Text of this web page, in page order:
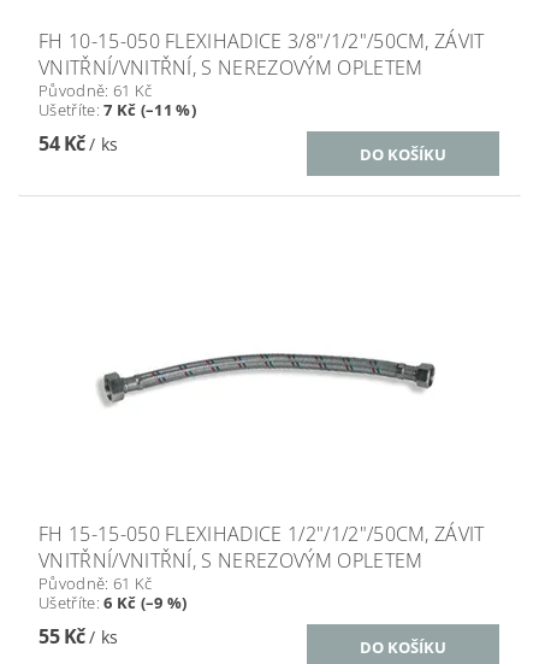
FH 10-15-050 FLEXIHADICE 3/8"/1/2"/50CM, ZÁVIT
VNITŘNÍ/VNITŘNÍ, S NEREZOVÝM OPLETEM
Původně: 61 Kč
Ušetříte:7 Kč (–11 %)
54 Kč/ ks
FH 15-15-050 FLEXIHADICE 1/2"/1/2"/50CM, ZÁVIT
VNITŘNÍ/VNITŘNÍ, S NEREZOVÝM OPLETEM
Původně: 61 Kč
Ušetříte:6 Kč (–9 %)
55 Kč/ ks